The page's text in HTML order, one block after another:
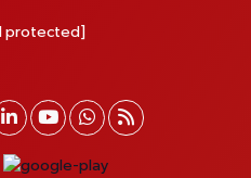
protected]